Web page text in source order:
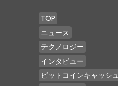
TOP
ニュース
テクノロジー
インタビュー
ビットコインキャッシュ